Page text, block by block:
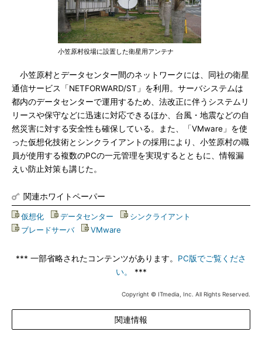
小笠原村役場に設置した衛星用アンテナ
小笠原村とデータセンター間のネットワークには、同社の衛星
通信サービス「NETFORWARD/ST」を利用。サーバシステムは
都内のデータセンターで運用するため、法改正に伴うシステムリ
リースや保守などに迅速に対応できるほか、台風・地震などの自
然災害に対する安全性も確保している。また、「VMware」を使
った仮想化技術とシンクライアントの採用により、小笠原村の職
員が使用する複数のPCの一元管理を実現するとともに、情報漏
えい防止対策も講じた。
関連ホワイトペーパー
仮想化 データセンター シンクライアント
ブレードサーバ| VMware
*** 一部省略されたコンテンツがあります。 PC版でご覧くださ
い。
***
Copyright © ITmedia, Inc. All Rights Reserved.
関連情報